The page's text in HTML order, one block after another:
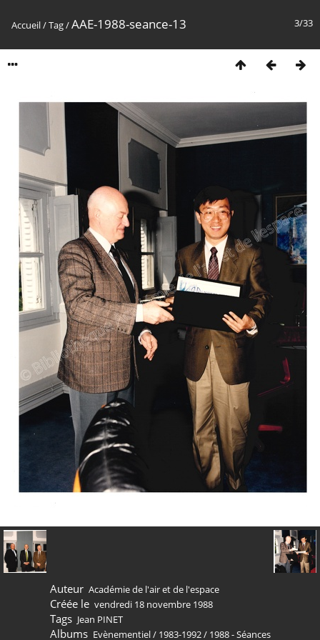
3/33
Accueil/Tag/AAE-1988-seance-13
Auteur Académie de l'air et de l'espace
Créée le vendredi 18 novembre 1988
Tags Jean PINET
Albums Evènementiel/ 1983-1992/ 1988 - Séances